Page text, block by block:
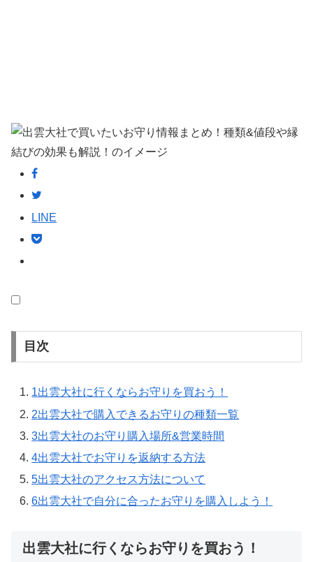
LINE
目次
1出雲大社に行くならお守りを買おう！
2出雲大社で購入できるお守りの種類一覧
3出雲大社のお守り購入場所&営業時間
4出雲大社でお守りを返納する方法
5出雲大社のアクセス方法について
6出雲大社で自分に合ったお守りを購入しよう！
出雲大社に行くならお守りを買おう！